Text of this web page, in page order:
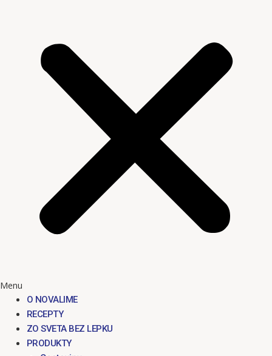
Menu
O NOVALIME
RECEPTY
ZO SVETA BEZ LEPKU
PRODUKTY